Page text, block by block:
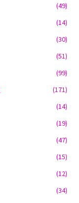
(49)
(14)
(30)
(51)
(99)
(171)
(14)
(19)
(47)
(15)
(12)
(34)